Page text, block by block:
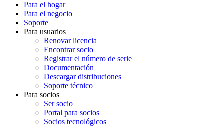
Para el hogar
Para el negocio
Soporte
Para usuarios
Renovar licencia
Encontrar socio
Registrar el número de serie
Documentación
Descargar distribuciones
Soporte técnico
Para socios
Ser socio
Portal para socios
Socios tecnológicos